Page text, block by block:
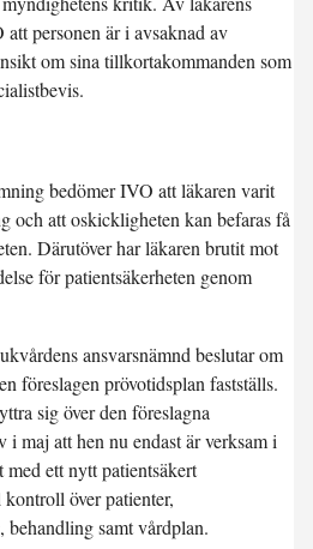
personen är i avsaknad av
om sina tillkortakommanden som
bedömer IVO att läkaren varit
och att oskickligheten kan befaras få
Därutöver har läkaren brutit mot
för patientsäkerheten genom
ansvarsnämnd beslutar om
föreslagen prövotidsplan fastställs.
sig över den föreslagna
i maj att hen nu endast är verksam i
med ett nytt patientsäkert
över patienter,
samt vårdplan.